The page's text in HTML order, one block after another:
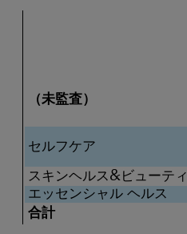
（未監査）
セルフケア
スキンヘルス&ビューティ
エッセンシャル ヘルス
合計